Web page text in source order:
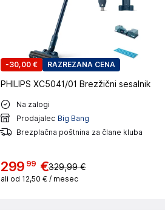
-30,00 € RAZREZANA CENA
PHILIPS XC5041/01 Brezžični sesalnik
Na zalogi
Prodajalec Big Bang
Brezplačna poštnina za člane kluba
299 99 €329,99 €
ali od 12,50 € / mesec